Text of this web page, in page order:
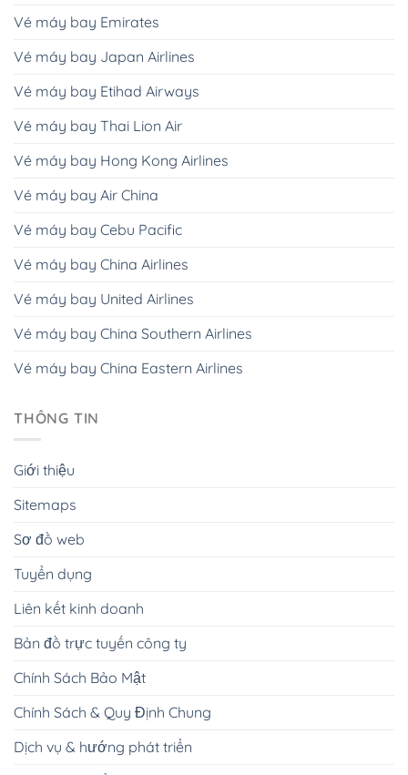
Vé máy bay Emirates
Vé máy bay Japan Airlines
Vé máy bay Etihad Airways
Vé máy bay Thai Lion Air
Vé máy bay Hong Kong Airlines
Vé máy bay Air China
Vé máy bay Cebu Pacific
Vé máy bay China Airlines
Vé máy bay United Airlines
Vé máy bay China Southern Airlines
Vé máy bay China Eastern Airlines
THÔNG TIN
Giới thiệu
Sitemaps
Sơ đồ web
Tuyển dụng
Liên kết kinh doanh
Bản đồ trực tuyến công ty
Chính Sách Bảo Mật
Chính Sách & Quy Định Chung
Dịch vụ & hướng phát triển